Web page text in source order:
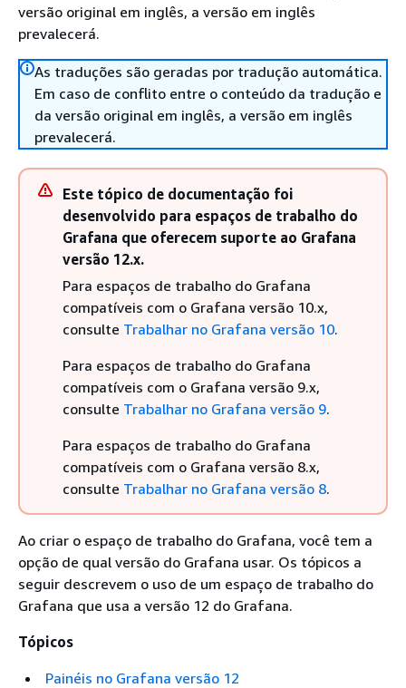
versão original em inglês, a versão em inglês
prevalecerá.
As traduções são geradas por tradução automática.
Em caso de conflito entre o conteúdo da tradução e
da versão original em inglês, a versão em inglês
prevalecerá.
Este tópico de documentação foi
desenvolvido para espaços de trabalho do
Grafana que oferecem suporte ao Grafana
versão 12.x.
Para espaços de trabalho do Grafana
compatíveis com o Grafana versão 10.x,
consulte Trabalhar no Grafana versão 10.
Para espaços de trabalho do Grafana
compatíveis com o Grafana versão 9.x,
consulte Trabalhar no Grafana versão 9.
Para espaços de trabalho do Grafana
compatíveis com o Grafana versão 8.x,
consulte Trabalhar no Grafana versão 8.
Ao criar o espaço de trabalho do Grafana, você tem a
opção de qual versão do Grafana usar. Os tópicos a
seguir descrevem o uso de um espaço de trabalho do
Grafana que usa a versão 12 do Grafana.
Tópicos
Painéis no Grafana versão 12